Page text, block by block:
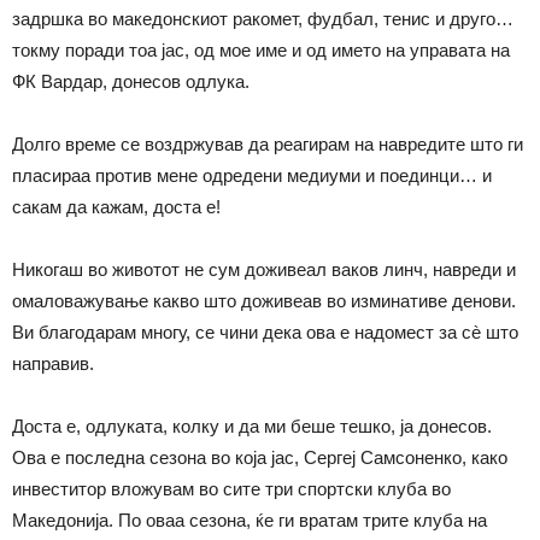
задршка во македонскиот ракомет, фудбал, тенис и друго…
токму поради тоа јас, од мое име и од името на управата на
ФК Вардар, донесов одлука.
Долго време се воздржував да реагирам на навредите што ги
пласираа против мене одредени медиуми и поединци… и
сакам да кажам, доста е!
Никогаш во животот не сум доживеал ваков линч, навреди и
омаловажување какво што доживеав во изминативе денови.
Ви благодарам многу, се чини дека ова е надомест за сè што
направив.
Доста е, одлуката, колку и да ми беше тешко, ја донесов.
Ова е последна сезона во која јас, Сергеј Самсоненко, како
инвеститор вложувам во сите три спортски клуба во
Македонија. По оваа сезона, ќе ги вратам трите клуба на